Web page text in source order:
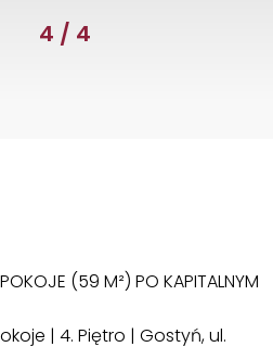
4 / 4
(59 M²) PO KAPITALNYM
| 4. Piętro | Gostyń, ul.